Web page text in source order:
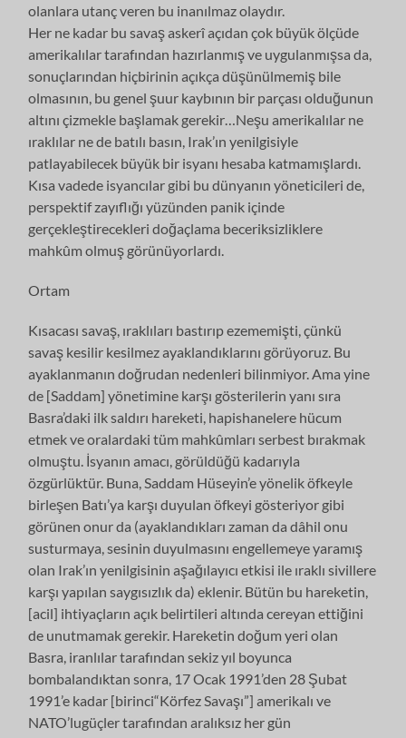
olanlara utanç veren bu inanılmaz olaydır.
Her ne kadar bu savaş askerî açıdan çok büyük ölçüde
amerikalılar tarafından hazırlanmış ve uygulanmışsa da,
sonuçlarından hiçbirinin açıkça düşünülmemiş bile
olmasının, bu genel şuur kaybının bir parçası olduğunun
altını çizmekle başlamak gerekir…Neşu amerikalılar ne
ıraklılar ne de batılı basın, Irak’ın yenilgisiyle
patlayabilecek büyük bir isyanı hesaba katmamışlardı.
Kısa vadede isyancılar gibi bu dünyanın yöneticileri de,
perspektif zayıflığı yüzünden panik içinde
gerçekleştirecekleri doğaçlama beceriksizliklere
mahkûm olmuş görünüyorlardı.
Ortam
Kısacası savaş, ıraklıları bastırıp ezememişti, çünkü
savaş kesilir kesilmez ayaklandıklarını görüyoruz. Bu
ayaklanmanın doğrudan nedenleri bilinmiyor. Ama yine
de [Saddam] yönetimine karşı gösterilerin yanı sıra
Basra’daki ilk saldırı hareketi, hapishanelere hücum
etmek ve oralardaki tüm mahkûmları serbest bırakmak
olmuştu. İsyanın amacı, görüldüğü kadarıyla
özgürlüktür. Buna, Saddam Hüseyin’e yönelik öfkeyle
birleşen Batı’ya karşı duyulan öfkeyi gösteriyor gibi
görünen onur da (ayaklandıkları zaman da dâhil onu
susturmaya, sesinin duyulmasını engellemeye yaramış
olan Irak’ın yenilgisinin aşağılayıcı etkisi ile ıraklı sivillere
karşı yapılan saygısızlık da) eklenir. Bütün bu hareketin,
[acil] ihtiyaçların açık belirtileri altında cereyan ettiğini
de unutmamak gerekir. Hareketin doğum yeri olan
Basra, iranlılar tarafından sekiz yıl boyunca
bombalandıktan sonra, 17 Ocak 1991’den 28 Şubat
1991’e kadar [birinci“Körfez Savaşı”] amerikalı ve
NATO’lugüçler tarafından aralıksız her gün